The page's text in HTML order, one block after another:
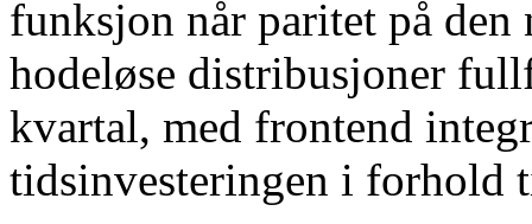
funksjon når paritet på
hodeløse distribusjoner
kvartal, med frontend
tidsinvesteringen i forhold